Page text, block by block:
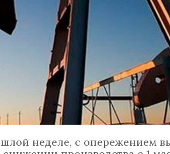
неделе, с опережением